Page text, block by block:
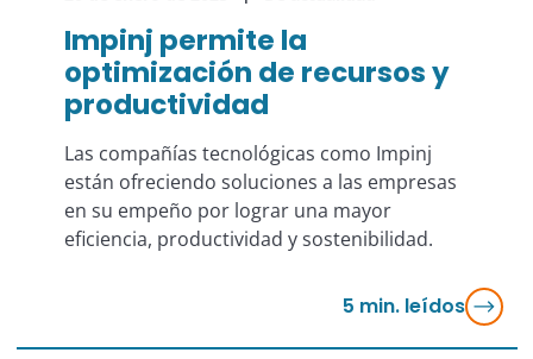
Impinj permite la
optimización de recursos y
productividad
Las compañías tecnológicas como Impinj
están ofreciendo soluciones a las empresas
en su empeño por lograr una mayor
eficiencia, productividad y sostenibilidad.
5 min. leídos